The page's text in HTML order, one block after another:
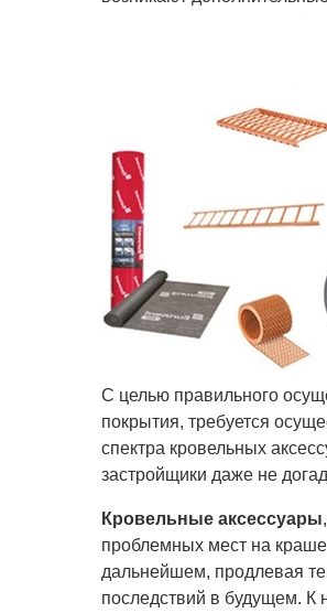
С целью правильного
покрытия, требуется
спектра кровельных
застройщики даже не
Кровельные аксессуары
проблемных мест на
дальнейшем, продлевая
последствий в будущем. К